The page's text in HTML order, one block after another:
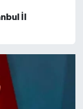
İl